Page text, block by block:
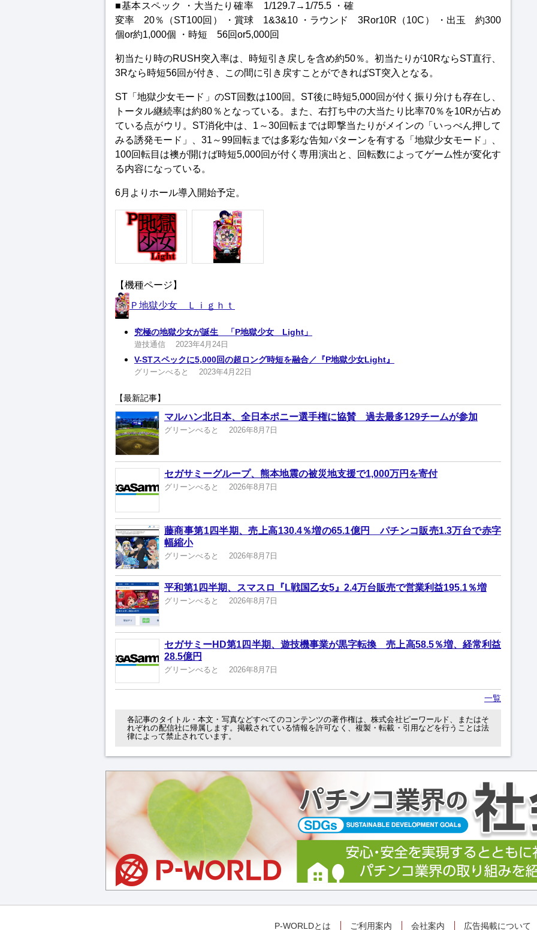
■基本スペック ・大当たり確率 1/129.7→1/75.5 ・確
変率 20％（ST100回） ・賞球 1&3&10 ・ラウンド 3Ror10R（10C） ・出玉 約300
個or約1,000個 ・時短 56回or5,000回
初当たり時のRUSH突入率は、時短引き戻しを含め約50％。初当たりが10RならST直行、
3Rなら時短56回が付き、この間に引き戻すことができればST突入となる。
ST「地獄少女モード」のST回数は100回。ST後に時短5,000回が付く振り分けも存在し、
トータル継続率は約80％となっている。また、右打ち中の大当たり比率70％を10Rが占め
ている点がウリ。ST消化中は、1～30回転までは即撃当たりがメインの「いっぺん押して
みる誘発モード」、31～99回転までは多彩な告知パターンを有する「地獄少女モード」、
100回転目は襖が開けば時短5,000回が付く専用演出と、回転数によってゲーム性が変化す
る内容になっている。
6月よりホール導入開始予定。
【機種ページ】
Ｐ地獄少女 Ｌｉｇｈｔ
究極の地獄少女が誕生 「P地獄少女 Light」
遊技通信 2023年4月24日
V-STスペックに5,000回の超ロング時短を融合／『P地獄少女Light』
グリーンべると 2023年4月22日
【最新記事】
マルハン北日本、全日本ポニー選手権に協賛 過去最多129チームが参加
グリーンべると 2026年8月7日
セガサミーグループ、熊本地震の被災地支援で1,000万円を寄付
グリーンべると 2026年8月7日
藤商事第1四半期、売上高130.4％増の65.1億円 パチンコ販売1.3万台で赤字
幅縮小
グリーンべると 2026年8月7日
平和第1四半期、スマスロ『L戦国乙女5』2.4万台販売で営業利益195.1％増
グリーンべると 2026年8月7日
セガサミーHD第1四半期、遊技機事業が黒字転換 売上高58.5％増、経常利益
28.5億円
グリーンべると 2026年8月7日
一覧
各記事のタイトル・本文・写真などすべてのコンテンツの著作権は、株式会社ピーワールド、またはそ
れぞれの配信社に帰属します。掲載されている情報を許可なく、複製・転載・引用などを行うことは法
律によって禁止されています。
P-WORLDとは ご利用案内 会社案内 広告掲載について